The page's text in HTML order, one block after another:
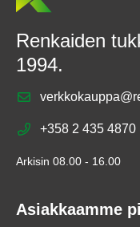
Renkaiden
1994.
+358 2 435 4870
Arkisin 08.00 - 16.00
Asiakkaamme